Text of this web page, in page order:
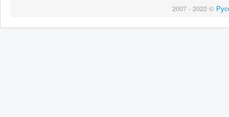
2007 - 2022 ©